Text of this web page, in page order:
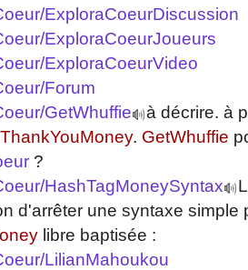
ExploraCoeurDiscussion
ExploraCoeurJoueurs
ExploraCoeurVideo
Forum
GetWhuffie
à décrire. à
ThankYouMoney. GetWhuffie
?
HashTagMoneySyntax
d'arrêter une syntaxe simple
libre baptisée :
LilianMahoukou